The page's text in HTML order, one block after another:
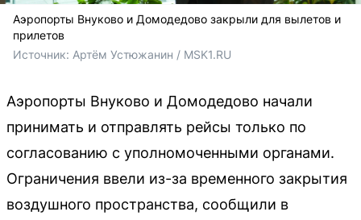
Аэропорты Внуково и Домодедово закрыли для вылетов и
прилетов
Источник: Артём Устюжанин / MSK1.RU
Аэропорты Внуково и Домодедово начали
принимать и отправлять рейсы только по
согласованию с уполномоченными органами.
Ограничения ввели из-за временного закрытия
воздушного пространства, сообщили в